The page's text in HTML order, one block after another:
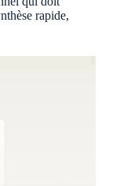
rapide,